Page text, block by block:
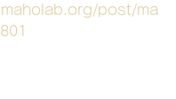
post/ma